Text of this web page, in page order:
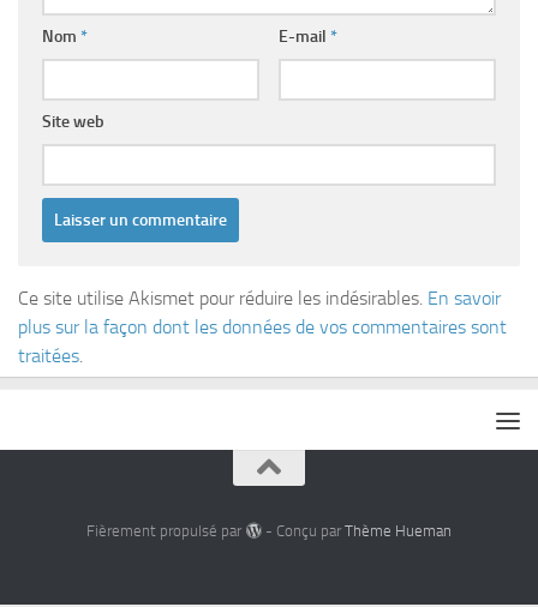
Nom * E-mail *
Site web
Ce site utilise Akismet pour réduire les indésirables. En savoir
plus sur la façon dont les données de vos commentaires sont
traitées.
Fièrement propulsé par - Conçu par Thème Hueman